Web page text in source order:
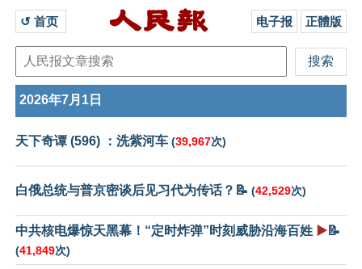
↺ 首页 电子报 正體版
2026年7月1日
天下奇谭 (596) ：洗紫河车 (39,967次)
白俄总统与普京密谈后见习代为传话？📝 (42,529次)
中共核电爆惊天黑幕！“定时炸弹”时刻威胁沿海百姓 ▶️📝
(41,849次)